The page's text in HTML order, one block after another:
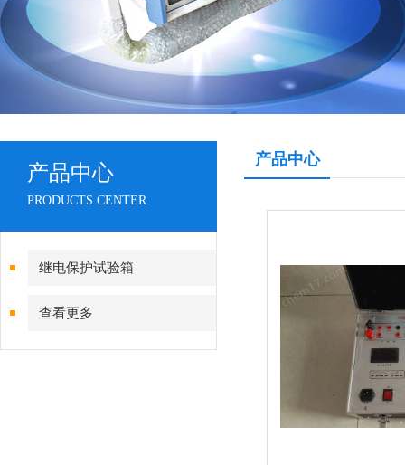
产品中心
PRODUCTS CENTER
继电保护试验箱
查看更多
产品中心